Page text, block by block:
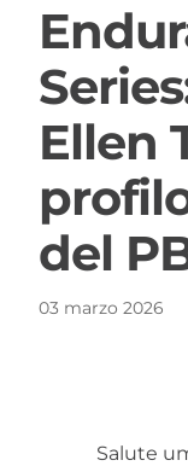
Ellen
del
03 marzo 2026
Salute